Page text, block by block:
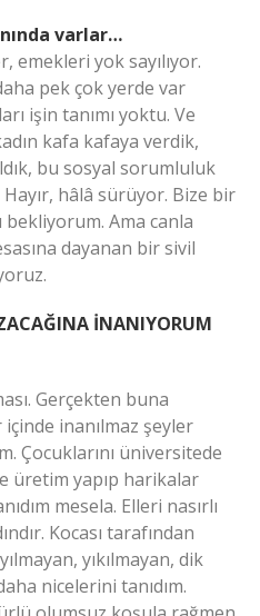
varlar…
emekleri yok sayılıyor.
pek çok yerde var
işin tanımı yoktu. Ve
kafa kafaya verdik,
bu sosyal sorumluluk
hâlâ sürüyor. Bize bir
Ama canla
dayanan bir sivil
İNANIYORUM
Gerçekten buna
içinde inanılmaz şeyler
Çocuklarını üniversitede
üretim yapıp harikalar
mesela. Elleri nasırlı
Kocası tarafından
yıkılmayan, dik
nicelerini tanıdım.